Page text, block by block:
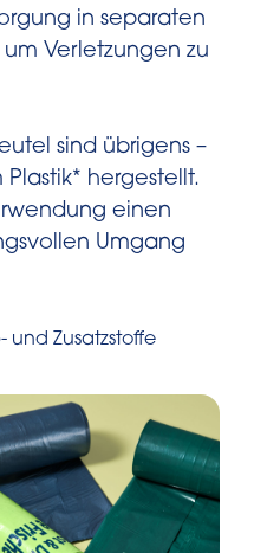
in separaten
Verletzungen zu
sind übrigens –
hergestellt.
einen
Umgang
und Zusatzstoffe